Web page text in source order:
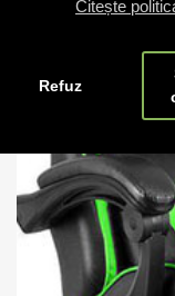
Citește
Refuz
26